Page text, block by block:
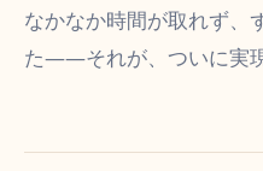
なかなか時間が取れず、
た――それが、ついに実